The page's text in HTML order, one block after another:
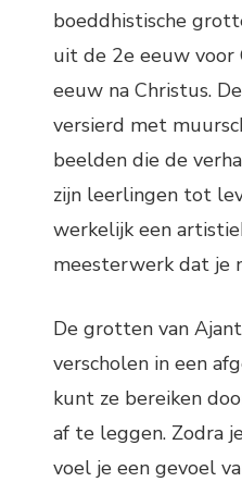
boeddhistische
uit de 2e eeuw
eeuw na Christus.
versierd met
beelden die de
zijn leerlingen tot
werkelijk een
meesterwerk dat je
De grotten van
verscholen in een
kunt ze bereiken
af te leggen. Zodra
voel je een gevoel